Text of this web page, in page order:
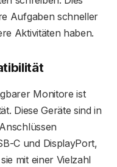
Aufgaben schneller
Aktivitäten haben.
Monitore ist
Diese Geräte sind in
C und DisplayPort,
mit einer Vielzahl